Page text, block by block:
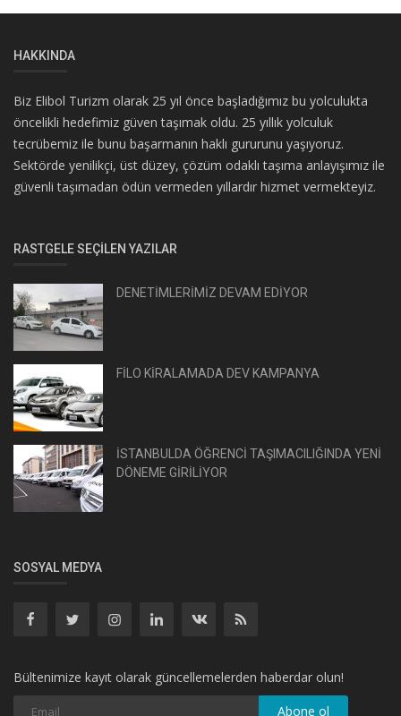
HAKKINDA
Biz Elibol Turizm olarak 25 yıl önce başladığımız bu yolculukta
öncelikli hedefimiz güven taşımak oldu. 25 yıllık yolculuk
tecrübemiz ile bunu başarmanın haklı gururunu yaşıyoruz.
Sektörde yenilikçi, üst düzey, çözüm odaklı taşıma anlayışımız ile
güvenli taşımadan ödün vermeden yıllardır hizmet vermekteyiz.
RASTGELE SEÇILEN YAZILAR
DENETİMLERİMİZ DEVAM EDİYOR
FİLO KİRALAMADA DEV KAMPANYA
İSTANBULDA ÖĞRENCİ TAŞIMACILIĞINDA YENİ
DÖNEME GİRİLİYOR
SOSYAL MEDYA
Bültenimize kayıt olarak güncellemelerden haberdar olun!
Abone ol